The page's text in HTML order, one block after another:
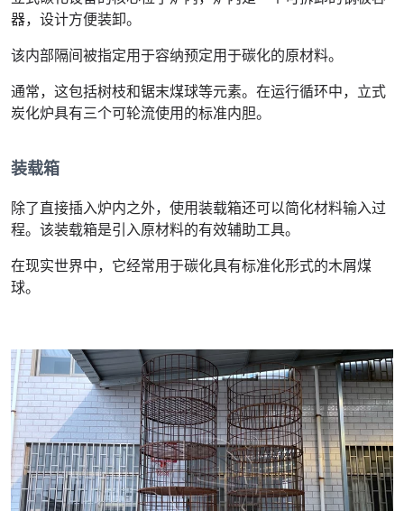
器，设计方便装卸。
该内部隔间被指定用于容纳预定用于碳化的原材料。
通常，这包括树枝和锯末煤球等元素。在运行循环中，立式
炭化炉具有三个可轮流使用的标准内胆。
装载箱
除了直接插入炉内之外，使用装载箱还可以简化材料输入过
程。该装载箱是引入原材料的有效辅助工具。
在现实世界中，它经常用于碳化具有标准化形式的木屑煤
球。